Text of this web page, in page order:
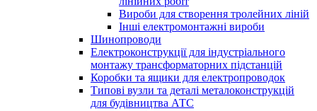
Вироби для створення тролейних ліній
Інші електромонтажні вироби
Шинопроводи
Електроконструкції для індустріального
монтажу трансформаторних підстанцій
Коробки та ящики для електропроводок
Типові вузли та деталі металоконструкцій
для будівництва АТС